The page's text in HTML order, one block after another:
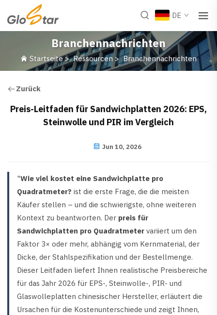
DE
Branchennachrichten
Startseite>Ressourcen >Branchennachrichten
Zurück
Preis-Leitfaden für Sandwichplatten 2026: EPS,
Steinwolle und PIR im Vergleich
Jun 10, 2026
"Wie viel kostet eine Sandwichplatte pro
Quadratmeter? ist die erste Frage, die die meisten
Käufer stellen – und die schwierigste, ohne weiteren
Kontext zu beantworten. Der preis für
Sandwichplatten pro Quadratmeter variiert um den
Faktor 3× oder mehr, abhängig vom Kernmaterial, der
Dicke, der Stahlspezifikation und der Bestellmenge.
Dieser Leitfaden liefert Ihnen realistische Preisbereiche
für das Jahr 2026 für EPS-, Steinwolle-, PIR- und
Glaswolleplatten chinesischer Hersteller, erläutert die
Ursachen für die Kostenunterschiede und zeigt Ihnen,